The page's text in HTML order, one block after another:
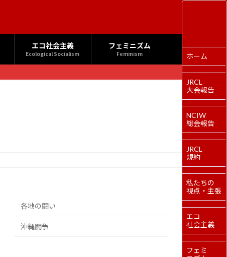
エコ社会主義
Ecological Socialism
フェミニズム
Feminism
各地の闘い
沖縄闘争
ホーム
JRCL
大会報告
NCIW
総会報告
JRCL
規約
私たちの
視点・主張
エコ
社会主義
フェミ